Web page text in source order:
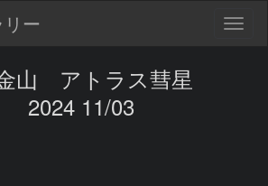
ー
山 アトラス彗星
11/03